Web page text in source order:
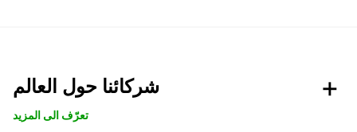
شركائنا حول العالم
تعرّف الى المزيد